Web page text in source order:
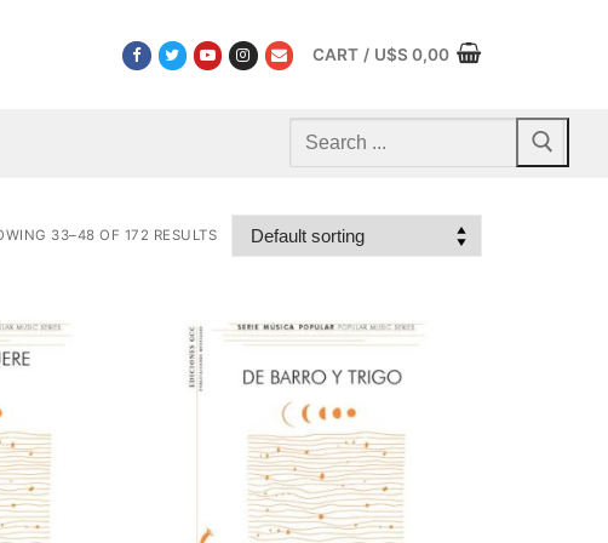
CART / U$S 0,00
Search
33–48 OF 172 RESULTS